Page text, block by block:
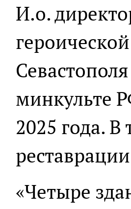
И.о.
минкульте
2025 года. В
«Четыре